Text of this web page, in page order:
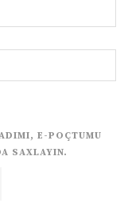
E-POÇTUMU
SAXLAYIN.